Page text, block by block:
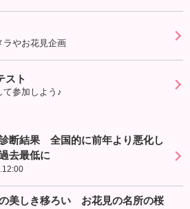
ラやお花見企画
スト
て参加しよう♪
断結果 全国的に前年より悪化し
去最低に
美しき移ろい お花見の名所の桜